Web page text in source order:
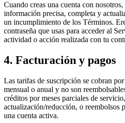
Cuando creas una cuenta con
información precisa, completa y
un incumplimiento de los Términos.
contraseña que usas para acceder al
actividad o acción realizada con tu
4. Facturación y pagos
Las tarifas de suscripción se cobran
mensual o anual y no son
créditos por meses parciales de
actualización/reducción, o reembolsos
una cuenta activa.